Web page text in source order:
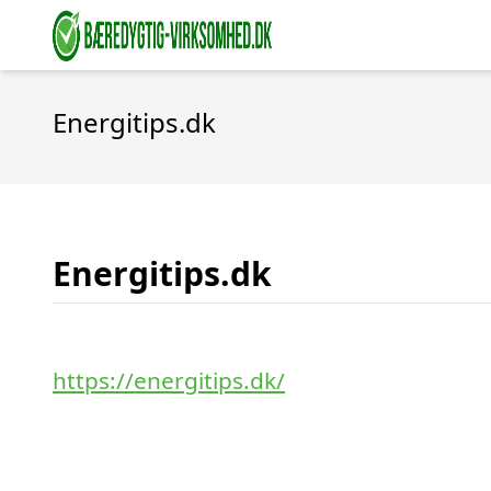
Energitips.dk
Energitips.dk
https://energitips.dk/